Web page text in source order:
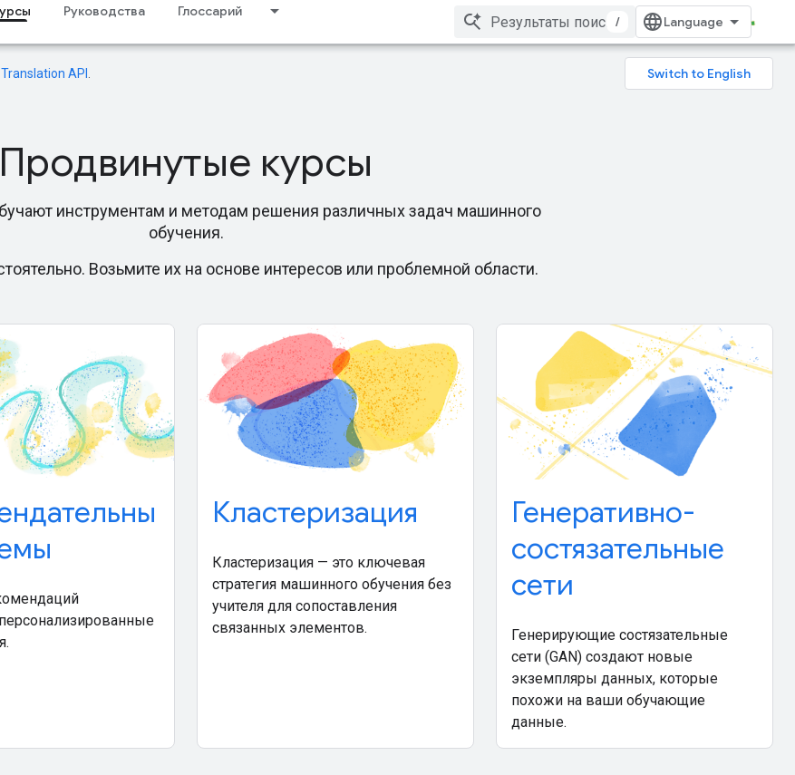
Руководства Глоссарий
/
API
Продвинутые курсы
инструментам и методам решения различных задач машинного
обучения.
Возьмите их на основе интересов или проблемной области.
Кластеризация
Кластеризация — это ключевая
стратегия машинного обучения без
учителя для сопоставления
связанных элементов.
Генеративно-
состязательные
сети
Генерирующие состязательные
сети (GAN) создают новые
экземпляры данных, которые
похожи на ваши обучающие
данные.